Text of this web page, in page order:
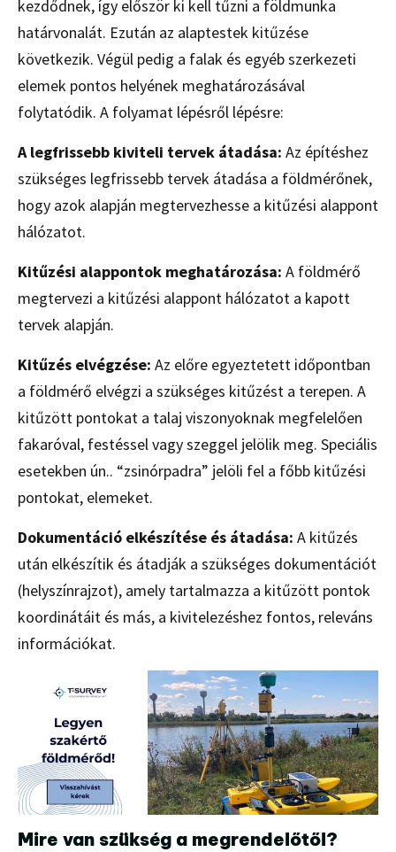
kezdődnek, így először ki kell tűzni a földmunka
határvonalát. Ezután az alaptestek kitűzése
következik. Végül pedig a falak és egyéb szerkezeti
elemek pontos helyének meghatározásával
folytatódik. A folyamat lépésről lépésre:
A legfrissebb kiviteli tervek átadása: Az építéshez
szükséges legfrissebb tervek átadása a földmérőnek,
hogy azok alapján megtervezhesse a kitűzési alappont
hálózatot.
Kitűzési alappontok meghatározása: A földmérő
megtervezi a kitűzési alappont hálózatot a kapott
tervek alapján.
Kitűzés elvégzése: Az előre egyeztetett időpontban
a földmérő elvégzi a szükséges kitűzést a terepen. A
kitűzött pontokat a talaj viszonyoknak megfelelően
fakaróval, festéssel vagy szeggel jelölik meg. Speciális
esetekben ún.. “zsinórpadra” jelöli fel a főbb kitűzési
pontokat, elemeket.
Dokumentáció elkészítése és átadása: A kitűzés
után elkészítik és átadják a szükséges dokumentációt
(helyszínrajzot), amely tartalmazza a kitűzött pontok
koordinátáit és más, a kivitelezéshez fontos, releváns
információkat.
Mire van szükség a megrendelőtől?